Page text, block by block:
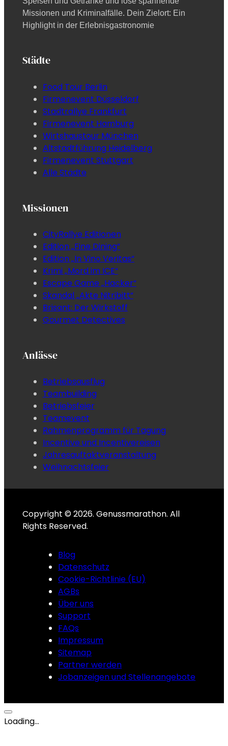
Missionen und Kriminalfälle. Dein Zielort: Ein
Highlight in der Erlebnisgastronomie
Städte
Food Tour Berlin
Firmenevent Düsseldorf
Stadtrallye Frankfurt
Firmenevent Hamburg
Wirtshaustour München
Altstadtführung Heidelberg
Firmenevent Stuttgart
Alle Städte
Missionen
CityRallye Editionen
Edition „Fine Dining“
Edition „In Vino Veritas“
Krimi „Mord im ICE“
Escape Game „Hacker“
Skandal „Akte Nitribitt“
Brisant: Der Wirkstoff
Gourmet Detectives
Anlässe
Betriebsausflug
Teambuilding
Betriebsfeier
Teamevent
Rahmenprogramm für Tagung
Incentive und Incentivereisen
Jahresauftaktveranstaltung
Weihnachtsfeier
Copyright © 2026. Genussmarathon. All
Rights Reserved.
Blog
Datenschutz
Cookie-Richtlinie (EU)
AGBs
Über uns
Support
FAQs
Impressum
Sitemap
Partner werden
Jobanzeigen und Stellenangebote
Loading…